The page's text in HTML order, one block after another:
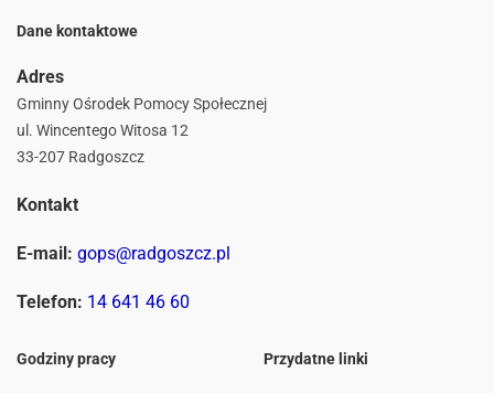
Dane kontaktowe
Adres
Gminny Ośrodek Pomocy Społecznej
ul. Wincentego Witosa 12
33-207 Radgoszcz
Kontakt
E-mail: gops@radgoszcz.pl
Telefon: 14 641 46 60
Godziny pracy Przydatne linki